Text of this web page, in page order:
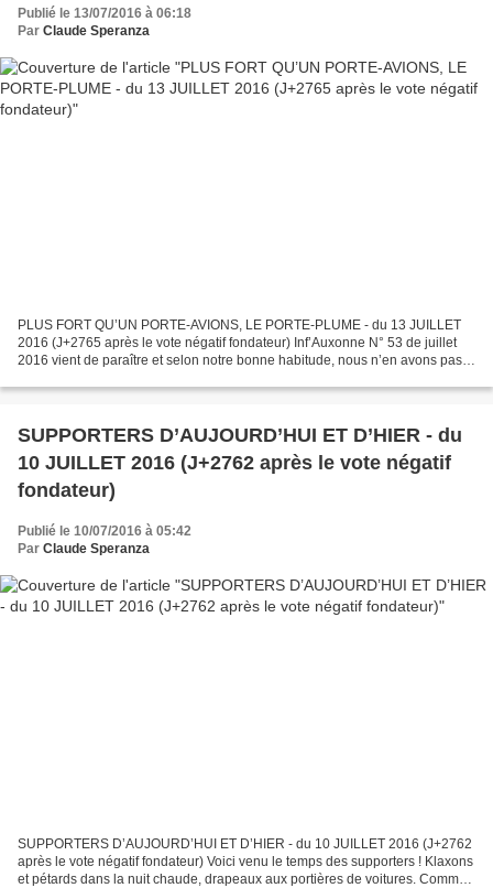
Publié le 13/07/2016 à 06:18
Par Claude Speranza
PLUS FORT QU’UN PORTE-AVIONS, LE PORTE-PLUME - du 13 JUILLET
2016 (J+2765 après le vote négatif fondateur) Inf’Auxonne N° 53 de juillet
2016 vient de paraître et selon notre bonne habitude, nous n’en avons pas
SUPPORTERS D’AUJOURD’HUI ET D’HIER - du
10 JUILLET 2016 (J+2762 après le vote négatif
fondateur)
Publié le 10/07/2016 à 05:42
Par Claude Speranza
SUPPORTERS D’AUJOURD’HUI ET D’HIER - du 10 JUILLET 2016 (J+2762
après le vote négatif fondateur) Voici venu le temps des supporters ! Klaxons
et pétards dans la nuit chaude, drapeaux aux portières de voitures. Comme